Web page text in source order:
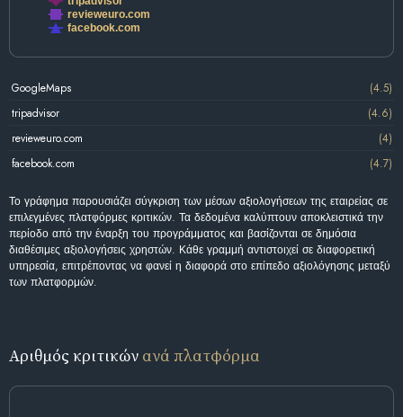
revieweuro.com
facebook.com
GoogleMaps
(4.5)
tripadvisor
(4.6)
revieweuro.com
(4)
facebook.com
(4.7)
Το γράφημα παρουσιάζει σύγκριση των μέσων αξιολογήσεων της εταιρείας σε
επιλεγμένες πλατφόρμες κριτικών. Τα δεδομένα καλύπτουν αποκλειστικά την
περίοδο από την έναρξη του προγράμματος και βασίζονται σε δημόσια
διαθέσιμες αξιολογήσεις χρηστών. Κάθε γραμμή αντιστοιχεί σε διαφορετική
υπηρεσία, επιτρέποντας να φανεί η διαφορά στο επίπεδο αξιολόγησης μεταξύ
των πλατφορμών.
Αριθμός κριτικών ανά πλατφόρμα